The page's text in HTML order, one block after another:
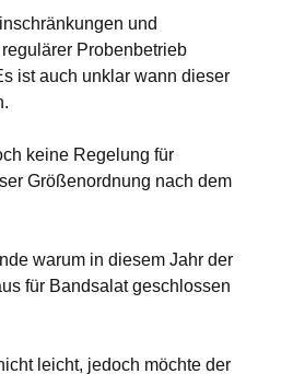
und
Probenbetrieb
ist auch unklar wann dieser
keine Regelung für
Größenordnung nach dem
warum in diesem Jahr der
für Bandsalat geschlossen
leicht, jedoch möchte der